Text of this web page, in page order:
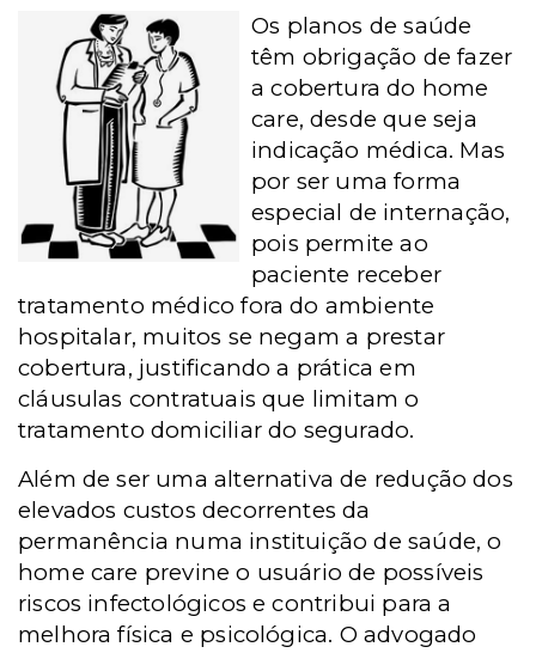
Os planos de saúde
têm obrigação de fazer
a cobertura do home
care, desde que seja
indicação médica. Mas
por ser uma forma
especial de internação,
pois permite ao
paciente receber
tratamento médico fora do ambiente
hospitalar, muitos se negam a prestar
cobertura, justificando a prática em
cláusulas contratuais que limitam o
tratamento domiciliar do segurado.
Além de ser uma alternativa de redução dos
elevados custos decorrentes da
permanência numa instituição de saúde, o
home care previne o usuário de possíveis
riscos infectológicos e contribui para a
melhora física e psicológica. O advogado